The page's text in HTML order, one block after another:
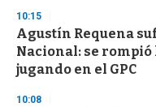
10:15
Agustín Requena
Nacional: se
jugando en el GPC
10:08